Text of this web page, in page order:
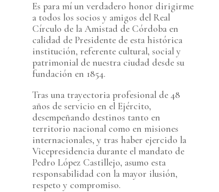
Es para mí un verdadero honor dirigirme
a todos los socios y amigos del Real
Círculo de la Amistad de Córdoba en
calidad de Presidente de esta histórica
institución, referente cultural, social y
patrimonial de nuestra ciudad desde su
fundación en 1854.
Tras una trayectoria profesional de 48
años de servicio en el Ejército,
desempeñando destinos tanto en
territorio nacional como en misiones
internacionales, y tras haber ejercido la
Vicepresidencia durante el mandato de
Pedro López Castillejo, asumo esta
responsabilidad con la mayor ilusión,
respeto y compromiso.